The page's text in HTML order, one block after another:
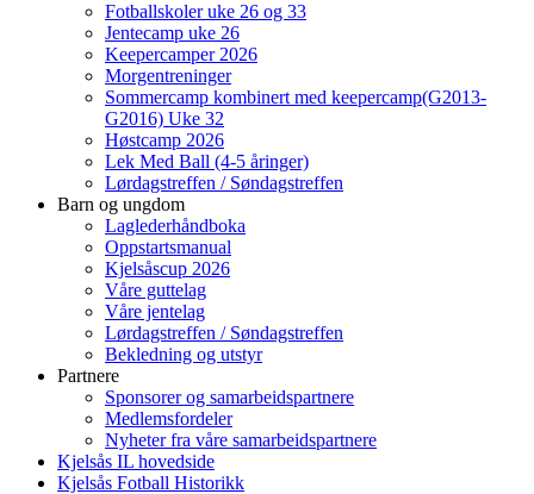
Fotballskoler uke 26 og 33
Jentecamp uke 26
Keepercamper 2026
Morgentreninger
Sommercamp kombinert med keepercamp(G2013-
G2016) Uke 32
Høstcamp 2026
Lek Med Ball (4-5 åringer)
Lørdagstreffen / Søndagstreffen
Barn og ungdom
Laglederhåndboka
Oppstartsmanual
Kjelsåscup 2026
Våre guttelag
Våre jentelag
Lørdagstreffen / Søndagstreffen
Bekledning og utstyr
Partnere
Sponsorer og samarbeidspartnere
Medlemsfordeler
Nyheter fra våre samarbeidspartnere
Kjelsås IL hovedside
Kjelsås Fotball Historikk